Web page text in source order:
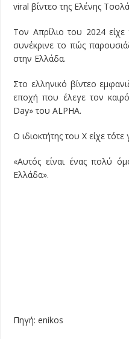
viral βίντεο της Ελένης
Τον Απρίλιο του 2024
συνέκρινε το πώς
στην Ελλάδα.
Στο ελληνικό βίντεο
εποχή που έλεγε τον
Day» του ALPHA.
Ο ιδιοκτήτης του X είχε τότε
«Αυτός είναι ένας πολύ
Ελλάδα».
Πηγή: enikos